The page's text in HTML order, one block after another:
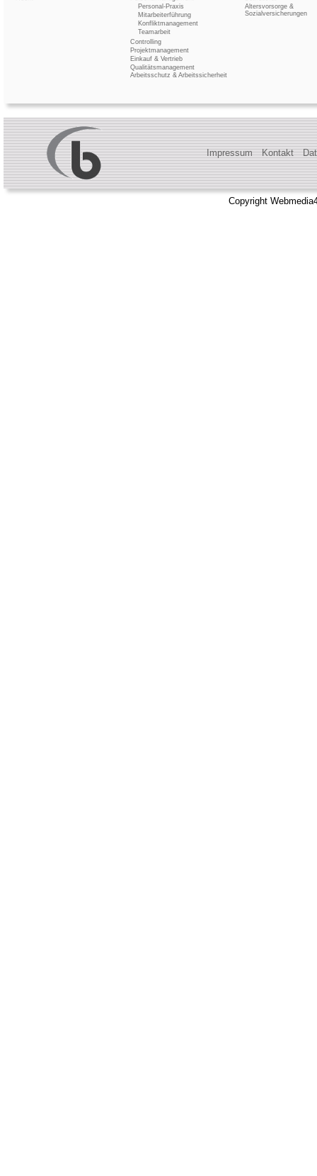
Personal-Praxis
Mitarbeiterführung
Konfliktmanagement
Teamarbeit
Controlling
Projektmanagement
Einkauf & Vertrieb
Qualitätsmanagement
Arbeitsschutz & Arbeitssicherheit
Altersvorsorge &
Sozialversicherungen
Impressum Kontakt
Copyright